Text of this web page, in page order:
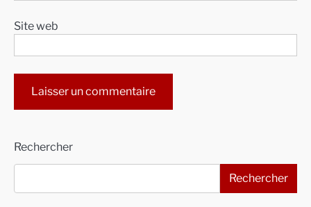
Site web
Rechercher
Rechercher